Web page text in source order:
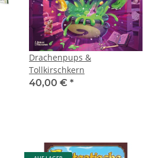
Drachenpups &
Tollkirschkern
40,00 € *